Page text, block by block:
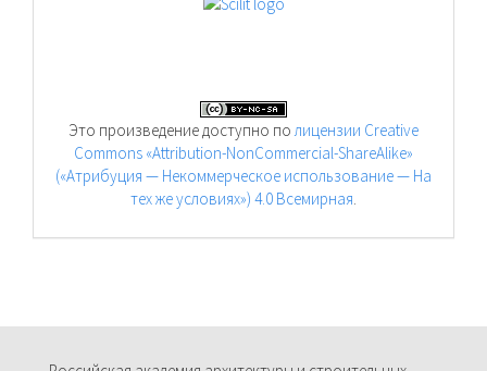
Это произведение доступно по лицензии Creative
Commons «Attribution-NonCommercial-ShareAlike»
(«Атрибуция — Некоммерческое использование — На
тех же условиях») 4.0 Всемирная